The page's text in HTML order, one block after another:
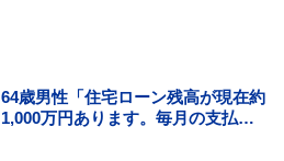
64歳男性「住宅ローン残高が現在約
1,000万円あります。毎月の支払い